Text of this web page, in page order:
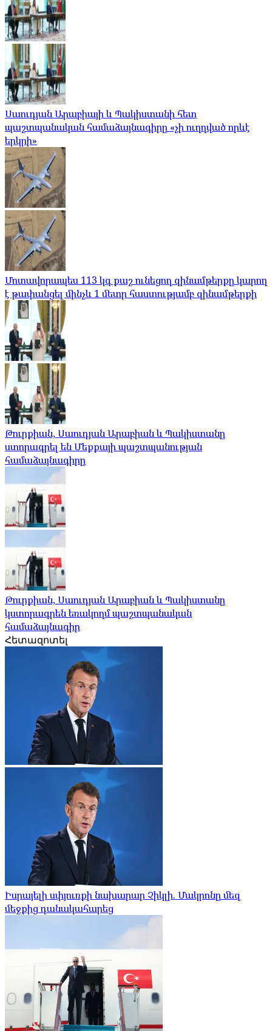
Սաուդյան Արաբիայի և Պակիստանի հետ
պաշտպանական համաձայնագիրը «չի ուղղված որևէ
երկրի»
Մոտավորապես 113 կգ քաշ ունեցող զինամթերքը կարող
է թափանցել մինչև 1 մետր հաստությամբ զինամթերքի
Թուրքիան, Սաուդյան Արաբիան և Պակիստանը
ստորագրել են Մեքքայի պաշտպանության
համաձայնագիրը
Թուրքիան, Սաուդյան Արաբիան և Պակիստանը
կստորագրեն եռակողմ պաշտպանական
համաձայնագիր
Հետազոտել
Իսրայելի սփյուռքի նախարար Չիկլի. Մակրոնը մեզ
մեջքից դանակահարեց